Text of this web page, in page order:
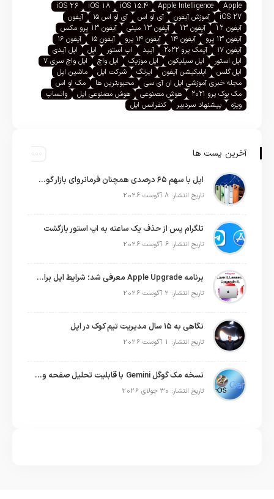
Apple
Apple Intelligence
iOS 15.4
iOS 18
iOS 26
iOS 27
آموزش آیفون آی او اس آی او اس ۱۵
آیفون
آیفون 12
آیفون 13 آیفون 13 مینی
آیفون 13 پرو مکس
آیفون ۱۳ پرو
آیفون ۱۴ آیفون ۱۴ پرو آیفون ۱۵
آیفون ۱۶
آیفون ۱۷
آیمک پرو ۲۰۲۲ آیپد اپ استور اپل
اپل آیدی
اپل استور
اپل سیلیکون اپل موزیک اپل واچ
اپل واچ سری ۷
اپل گلس
اپلیکیشن آیفون ایرتگ شرکت اپل
ماشین اپل
مجله خبری آموزشی اپل ان آی سی
محبوبترین ها
مک او اس
مک بوک پرو ۲۰۲۱
هوش مصنوعی هوش مصنوعی اپل
واتساپ
ویژه
پیشنهاد سردبیر کنفرانس اپل
آخرین پست ها
اپل با سهم ۶۵ درصدی همچنان فرمانروای بازار گوشی‌های پریمیوم جهان است
تاریخ انتشار: 8 آگوست 2026
تلگرام پس از حذف یک ساعته به اپ استور بازگشت
تاریخ انتشار: 6 آگوست 2026
برنامه Apple Upgrade معرفی شد؛ شرایط اپل برای اجاره آیفون، آیپد، مک و اپل واچ
تاریخ انتشار: 2 آگوست 2026
نگاهی به ۱۵ سال مدیریت تیم کوک در اپل
تاریخ انتشار: 1 آگوست 2026
نسخه مک گوگل Gemini با قابلیت تحلیل صفحه و دستورات صوتی در به‌روزرسانی جدید
تاریخ انتشار: 30 جولای 2026